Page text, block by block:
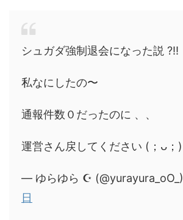
シュガダ強制退会になった説 ?!!
私なにしたの〜
通報件数０だったのに 、、
運営さん戻してください (；ᴗ；)
— ゆらゆら ☪︎ (@yurayura_oO_)
日